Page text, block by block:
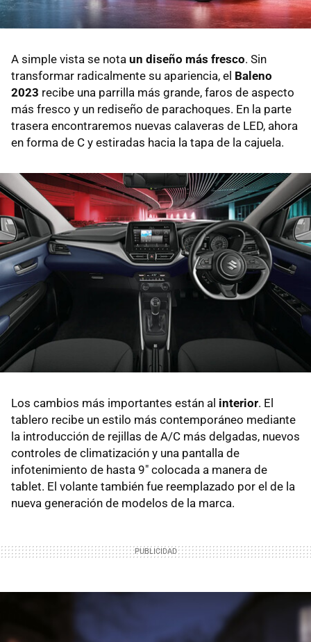
A simple vista se nota un diseño más fresco. Sin
transformar radicalmente su apariencia, el Baleno
2023 recibe una parrilla más grande, faros de aspecto
más fresco y un rediseño de parachoques. En la parte
trasera encontraremos nuevas calaveras de LED, ahora
en forma de C y estiradas hacia la tapa de la cajuela.
Los cambios más importantes están al interior. El
tablero recibe un estilo más contemporáneo mediante
la introducción de rejillas de A/C más delgadas, nuevos
controles de climatización y una pantalla de
infotenimiento de hasta 9" colocada a manera de
tablet. El volante también fue reemplazado por el de la
nueva generación de modelos de la marca.